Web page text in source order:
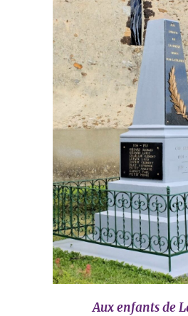
Aux enfants de